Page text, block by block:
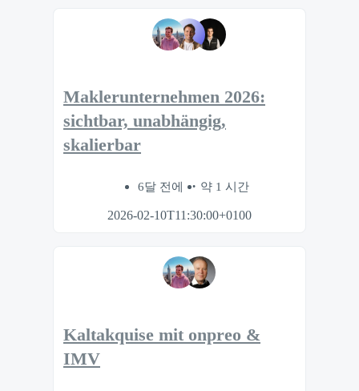
Maklerunternehmen 2026:
sichtbar, unabhängig,
skalierbar
6달 전에 약 1 시간
2026-02-10T11:30:00+0100
Kaltakquise mit onpreo &
IMV